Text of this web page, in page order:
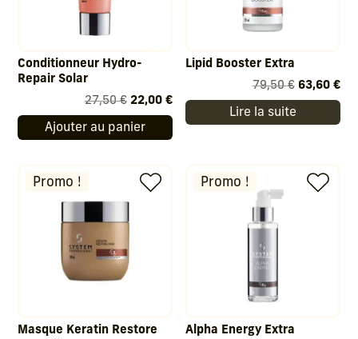
Conditionneur Hydro-
Repair Solar
27,50€ Le
prix
initial
27,50 €.
22,00 €Le
prix
actuel
22,00 €.
Ajouter au panier
Lipid Booster Extra
79,50€ Le
prix
initial
63,60 €Le
Lire la suite
Promo !
Masque Keratin Restore
Promo !
Alpha Energy Extra